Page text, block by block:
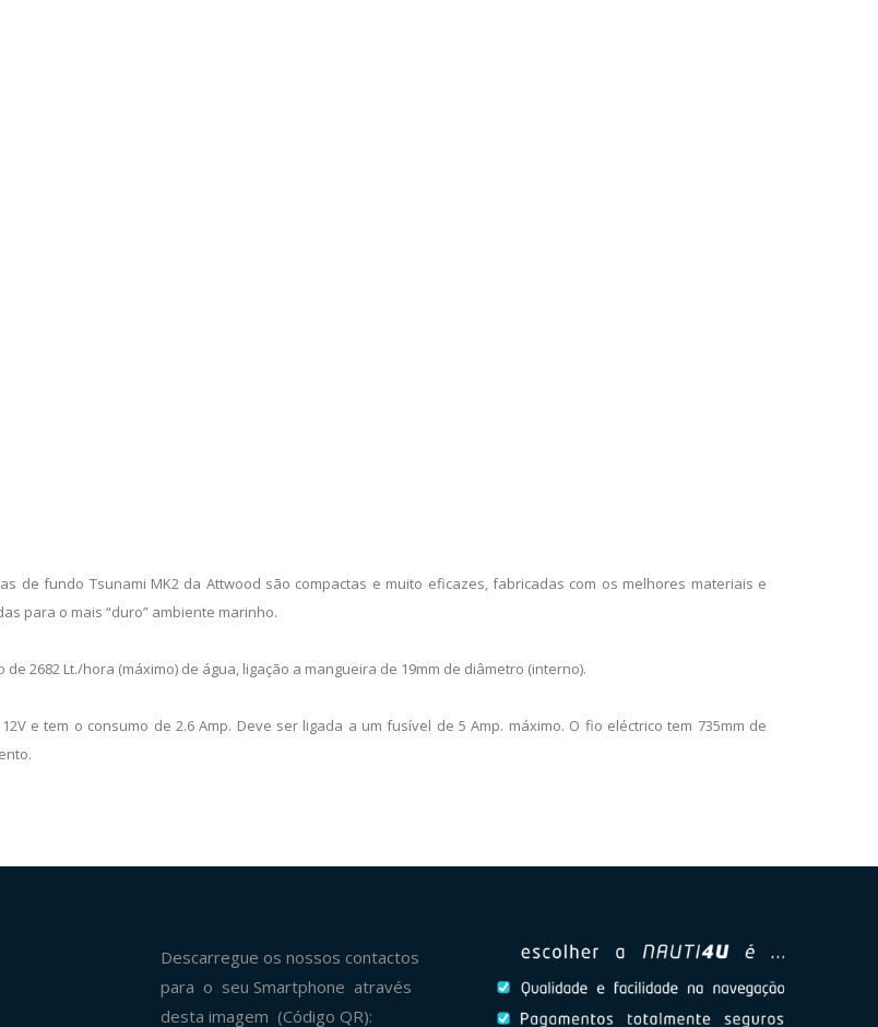
de fundo Tsunami MK2 da Attwood são compactas e muito eficazes, fabricadas com os melhores materiais e
para o mais “duro” ambiente marinho.
de 2682 Lt./hora (máximo) de água, ligação a mangueira de 19mm de diâmetro (interno).
e tem o consumo de 2.6 Amp. Deve ser ligada a um fusível de 5 Amp. máximo. O fio eléctrico tem 735mm de
Descarregue os nossos contactos
para o seu Smartphone através
desta imagem (Código QR):